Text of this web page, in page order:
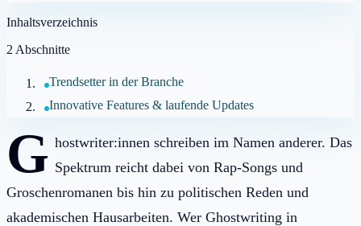
Inhaltsverzeichnis
2 Abschnitte
Trendsetter in der Branche
Innovative Features & laufende Updates
G hostwriter:innen schreiben im Namen anderer. Das
Spektrum reicht dabei von Rap-Songs und
Groschenromanen bis hin zu politischen Reden und
akademischen Hausarbeiten. Wer Ghostwriting in